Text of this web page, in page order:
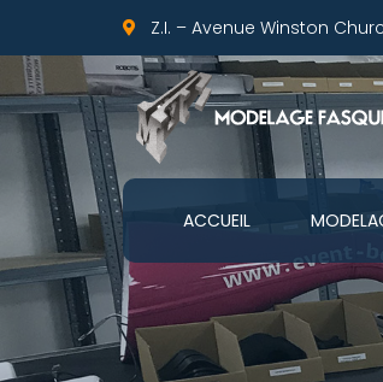
Z.I. – Avenue Winston
ACCUEIL